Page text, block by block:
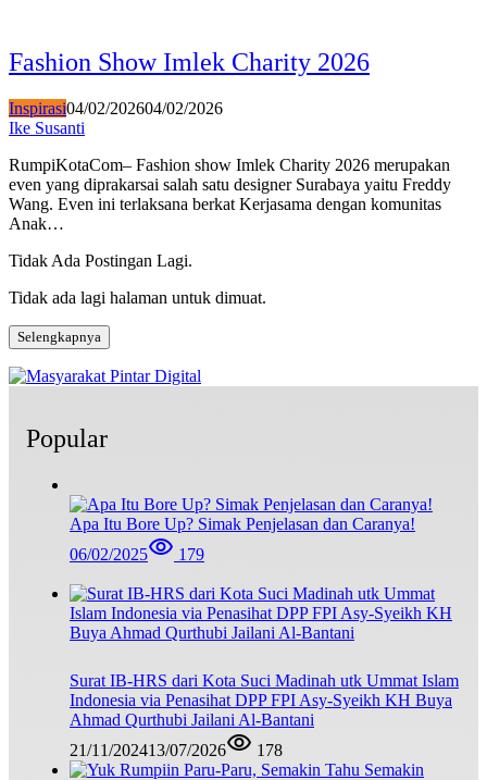
Fashion Show Imlek Charity 2026
Inspirasi04/02/202604/02/2026
Ike Susanti
RumpiKotaCom– Fashion show Imlek Charity 2026 merupakan
even yang diprakarsai salah satu designer Surabaya yaitu Freddy
Wang. Even ini terlaksana berkat Kerjasama dengan komunitas
Anak…
Tidak Ada Postingan Lagi.
Tidak ada lagi halaman untuk dimuat.
Selengkapnya
Popular
Apa Itu Bore Up? Simak Penjelasan dan Caranya!
06/02/2025
179
Surat IB-HRS dari Kota Suci Madinah utk Ummat Islam
Indonesia via Penasihat DPP FPI Asy-Syeikh KH Buya
Ahmad Qurthubi Jailani Al-Bantani
21/11/202413/07/2026 178